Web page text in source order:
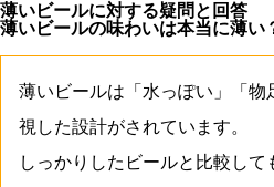
薄いビールに対する疑問と回答
薄いビールの味わいは本当に薄い
薄いビールは「水っぽい」「
視した設計がされています。
しっかりしたビールと比較し